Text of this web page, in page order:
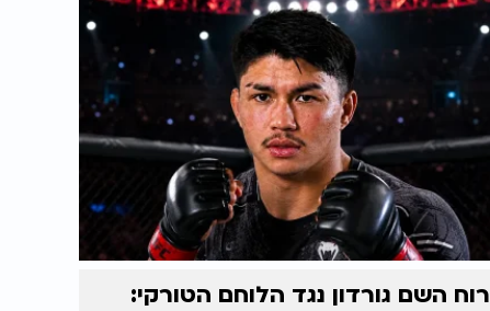
רוח השם גורדון נגד הלוחם הטורקי: